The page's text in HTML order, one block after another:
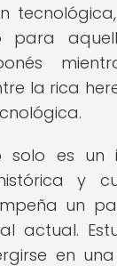
para
la rica
solo es un
y
un
actual.
en